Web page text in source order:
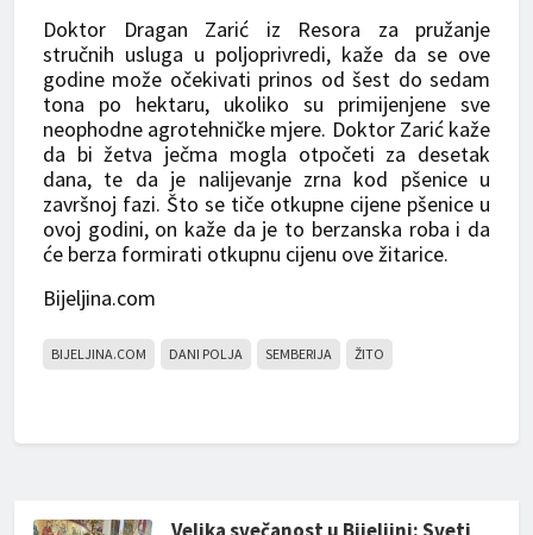
Doktor Dragan Zarić iz Resora za pružanje
stručnih usluga u poljoprivredi, kaže da se ove
godine može očekivati prinos od šest do sedam
tona po hektaru, ukoliko su primijenjene sve
neophodne agrotehničke mjere. Doktor Zarić kaže
da bi žetva ječma mogla otpočeti za desetak
dana, te da je nalijevanje zrna kod pšenice u
završnoj fazi. Što se tiče otkupne cijene pšenice u
ovoj godini, on kaže da je to berzanska roba i da
će berza formirati otkupnu cijenu ove žitarice.
Bijeljina.com
BIJELJINA.COM DANI POLJA SEMBERIJA ŽITO